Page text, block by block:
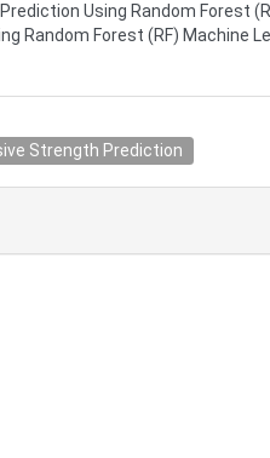
Using Random Forest
Random Forest (RF) Machine
Strength Prediction